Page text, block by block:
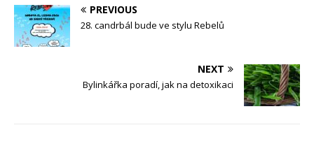
PREVIOUS
28. candrbál bude ve stylu Rebelů
NEXT
Bylinkářka poradí, jak na detoxikaci